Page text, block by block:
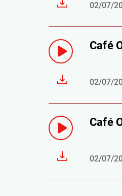
02/07/
Café
02/07/
Café
02/07/